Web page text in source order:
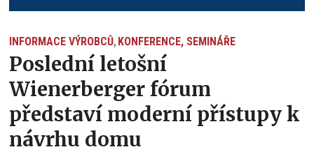
INFORMACE VÝROBCŮ, KONFERENCE, SEMINÁŘE
Poslední letošní
Wienerberger fórum
představí moderní přístupy k
návrhu domu